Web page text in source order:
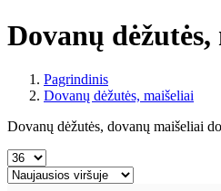
Dovanų
Pagrindinis
Dovanų dėžutės, maišeliai
Dovanų dėžutės, dovanų maišeliai